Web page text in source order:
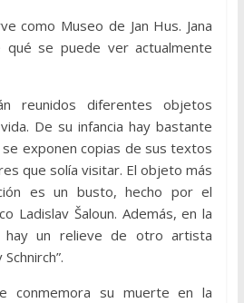
como Museo de Jan Hus. Jana
qué se puede ver actualmente
reunidos diferentes objetos
De su infancia hay bastante
exponen copias de sus textos
que solía visitar. El objeto más
es un busto, hecho por el
Ladislav Šaloun. Además, en la
hay un relieve de otro artista
conmemora su muerte en la